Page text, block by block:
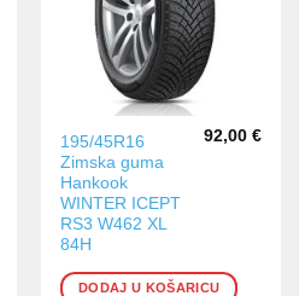
195/45R16
Zimska guma
Hankook
WINTER ICEPT
RS3 W462 XL
84H
92,00 €
DODAJ U KOŠARICU